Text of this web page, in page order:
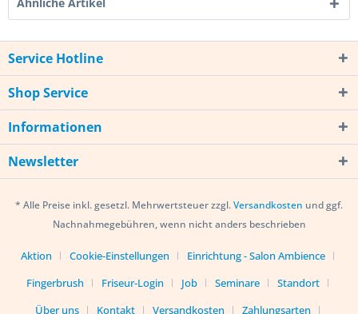
Service Hotline
Shop Service
Informationen
Newsletter
* Alle Preise inkl. gesetzl. Mehrwertsteuer zzgl.Versandkosten und ggf.
Nachnahmegebühren, wenn nicht anders beschrieben
Aktion Cookie-Einstellungen
Einrichtung - Salon Ambience
Fingerbrush
Friseur-Login Job Seminare
Standort
Über uns
Kontakt Versandkosten Zahlungsarten